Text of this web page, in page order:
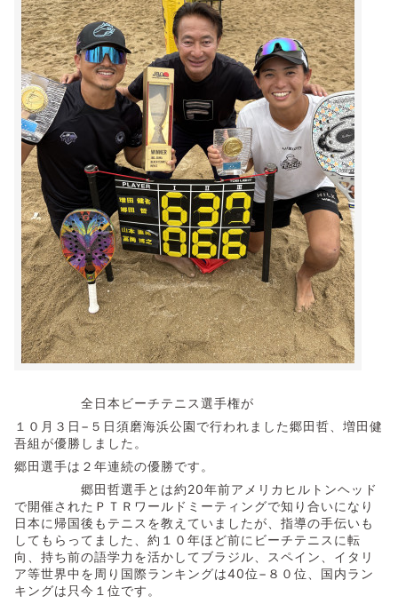
全日本ビーチテニス選手権が
１０月３日−５日須磨海浜公園で行われました郷田哲、増田健
吾組が優勝しました。
郷田選手は２年連続の優勝です。
郷田哲選手とは約20年前アメリカヒルトンヘッド
で開催されたＰＴＲワールドミーティングで知り合いになり
日本に帰国後もテニスを教えていましたが、指導の手伝いも
してもらってました、約１０年ほど前にビーチテニスに転
向、持ち前の語学力を活かしてブラジル、スペイン、イタリ
ア等世界中を周り国際ランキングは40位−８０位、国内ラン
キングは只今１位です。